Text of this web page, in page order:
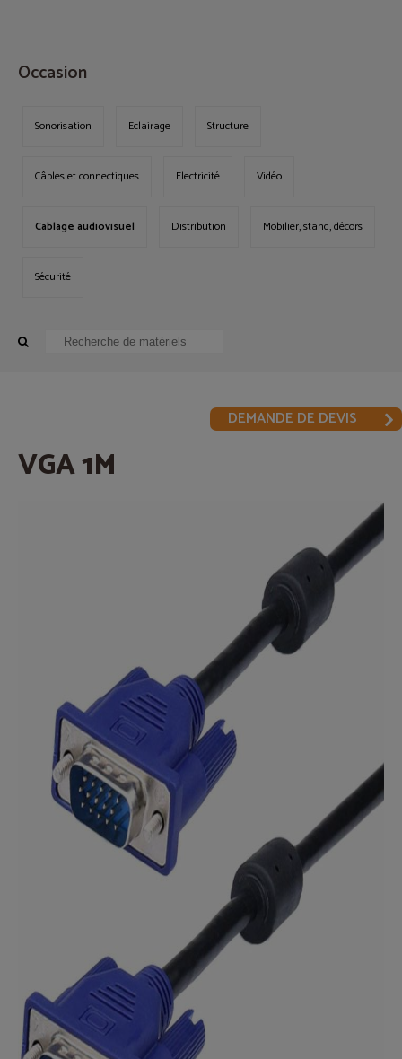
Occasion
Sonorisation Eclairage Structure
Câbles et connectiques Electricité Vidéo
Cablage audiovisuel Distribution Mobilier, stand, décors
Sécurité
DEMANDE DE DEVIS
VGA 1M